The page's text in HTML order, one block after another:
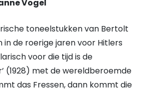
Vogel
toneelstukken van Bertolt
de roerige jaren voor Hitlers
voor die tijd is de
(1928) met de wereldberoemde
das Fressen, dann kommt die